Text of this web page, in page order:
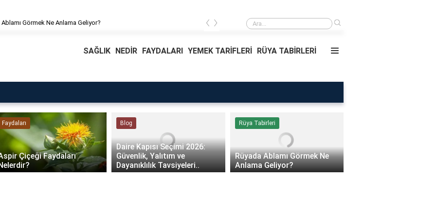
Ne Anlama Geliyor? Rüyada Ablamı Görmek Ne Anlama Geliyor?
‹ ›
SAĞLIK NEDİR FAYDALARI YEMEK TARİFLERİ RÜYA TABİRLERİ
Faydaları
Çiçeği Faydaları
Blog
Daire Kapısı Seçimi 2026:
Güvenlik, Yalıtım ve
Dayanıklılık Tavsiyeleri..
Rüya Tabirleri
Rüyada Ablamı Görmek Ne
Anlama Geliyor?